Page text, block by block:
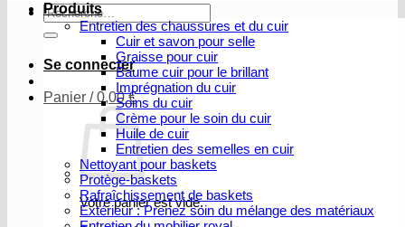
Recherche
pour :
Se connecter
Panier /0,00€
Votre panier est vide.
Produits
Entretien des chaussures et du cuir
Cuir et savon pour selle
Graisse pour cuir
Baume cuir pour le brillant
Imprégnation du cuir
Soins du cuir
Crème pour le soin du cuir
Huile de cuir
Entretien des semelles en cuir
Nettoyant pour baskets
Protège-baskets
Rafraîchissement de baskets
Extérieur : Prenez soin du mélange des matériaux